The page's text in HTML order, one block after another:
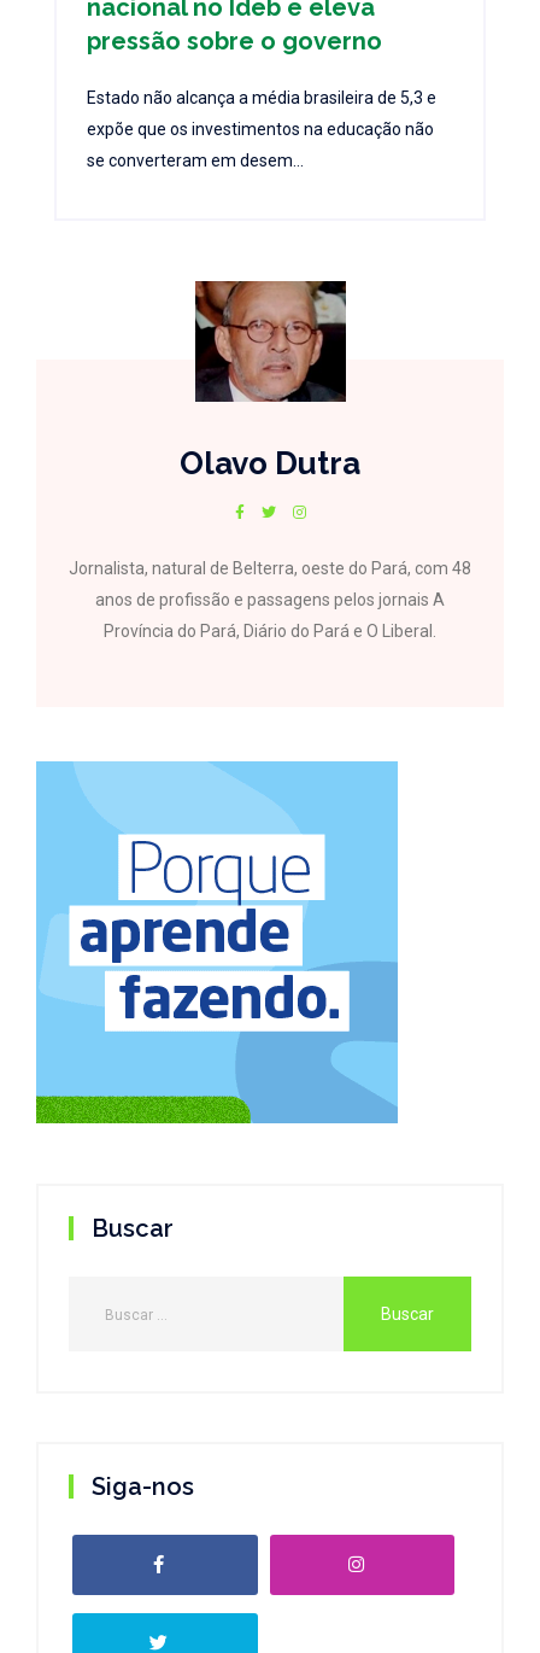
nacional no Ideb e eleva
pressão sobre o governo
Estado não alcança a média brasileira de 5,3 e
expõe que os investimentos na educação não
se converteram em desem...
Olavo Dutra
Jornalista, natural de Belterra, oeste do Pará, com 48
anos de profissão e passagens pelos jornais A
Província do Pará, Diário do Pará e O Liberal.
Buscar
Siga-nos